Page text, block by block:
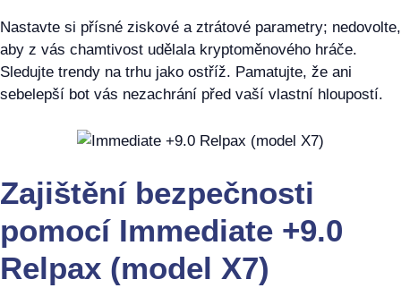
Nastavte si přísné ziskové a ztrátové parametry; nedovolte,
aby z vás chamtivost udělala kryptoměnového hráče.
Sledujte trendy na trhu jako ostříž. Pamatujte, že ani
sebelepší bot vás nezachrání před vaší vlastní hloupostí.
Zajištění bezpečnosti
pomocí Immediate +9.0
Relpax (model X7)